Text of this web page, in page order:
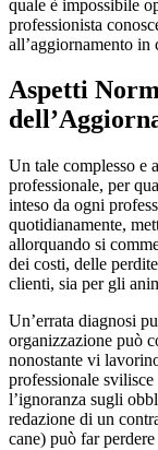
quale è impossibile
professionista
all’aggiornamento in
Aspetti
Un tale complesso e
professionale, per
inteso da ogni
quotidianamente,
allorquando si
dei costi, delle
clienti, sia per gli
Un’errata diagnosi
organizzazione può
nonostante vi
professionale
l’ignoranza sugli
redazione di un
cane) può far